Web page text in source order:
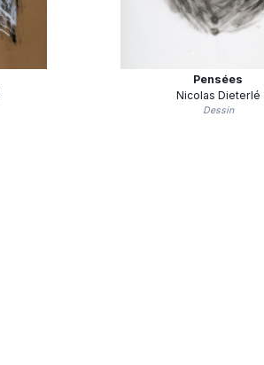
Pensées
Nicolas Dieterlé
Dessin